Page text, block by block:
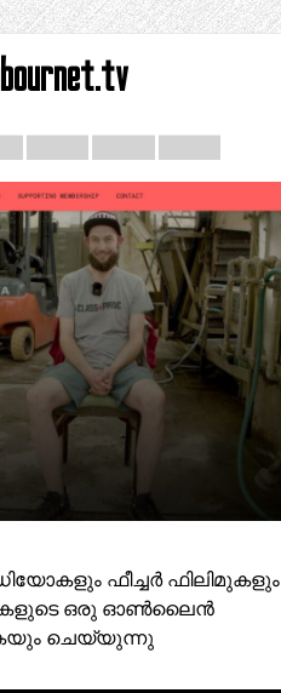
ഫീച്ചർ ഫിലിമുകളും
ഒരു ഓൺലൈൻ
ചെയ്യുന്നു